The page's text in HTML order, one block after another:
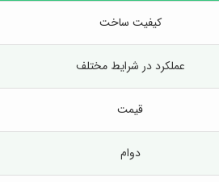
کیفیت ساخت
عملکرد در شرایط مختلف
قیمت
دوام